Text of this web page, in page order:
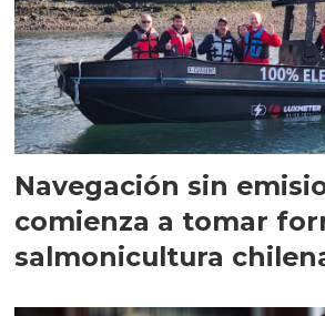
Navegación sin
comienza a tomar
salmonicultura